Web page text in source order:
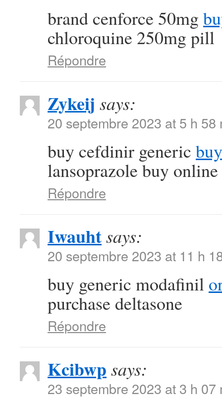
brand cenforce 50mg
chloroquine 250mg pill
Répondre
Zykeij says:
20 septembre 2023 at 5 h 58
buy cefdinir generic
lansoprazole buy online
Répondre
Iwauhtsays:
20 septembre 2023 at 11 h
buy generic modafinil
purchase deltasone
Répondre
Kcibwp says:
23 septembre 2023 at 3 h 07